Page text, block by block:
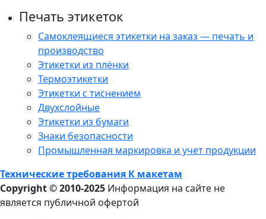
Печать этикеток
Самоклеящиеся этикетки на заказ — печать и
производство
Этикетки из плёнки
Термоэтикетки
Этикетки с тиснением
Двухслойные
Этикетки из бумаги
Знаки безопасности
Промышленная маркировка и учет продукции
Технические требования К макетам
Copyright © 2010-2025 Информация на сайте не
является публичной офертой